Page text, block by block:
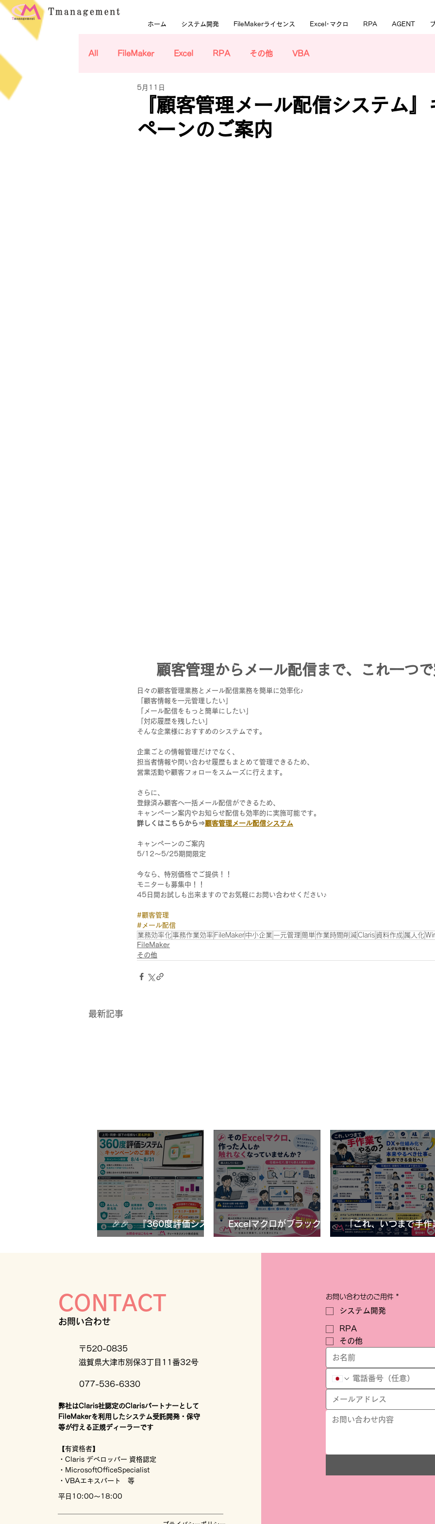
ホーム システム開発 FileMakerライセンス Excel･マクロ RPA AGENT
All FileMaker Excel RPA その他 VBA
『顧客管理メール配信システム』
ペーンのご案内
5月11日
顧客管理からメール配信まで、これ一つ
日々の顧客管理業務とメール配信業務を簡単に効率化♪
「顧客情報を一元管理したい」
「メール配信をもっと簡単にしたい」
「対応履歴を残したい」
そんな企業様におすすめのシステムです。
企業ごとの情報管理だけでなく、
担当者情報や問い合わせ履歴もまとめて管理できるため、
営業活動や顧客フォローをスムーズに行えます。
さらに、
登録済み顧客へ一括メール配信ができるため、
キャンペーン案内やお知らせ配信も効率的に実施可能です。
詳しくはこちらから⇒顧客管理メール配信システム
キャンペーンのご案内
5/12～5/25期間限定
今なら、特別価格でご提供！！
モニターも募集中！！
45日間お試しも出来ますのでお気軽にお問い合わせください♪
#顧客管理
#メール配信
業務効率化事務作業効率 FileMaker 中小企業 一元管理 簡単 作業時間削減 Claris 資料作成 属人化
FileMaker
その他
最新記事
🎉🎉 『360度評価システ
Excelマクロがブラックボ
「これ、いつまで手作
CONTACT
お問い合わせ
〒520-0835
滋賀県大津市別保3丁目11番32号
077-536-6330
弊社はClaris社認定のClarisパートナーとして
FileMakerを利用したシステム受託開発・保守
等が行える正規ディーラーです
【有資格者】
・Claris デベロッパー 資格認定
・MicrosoftOfficeSpecialist
・VBAエキスパート 等
平日10:00～18:00
お問い合わせのご用件 *
システム開発
RPA
その他